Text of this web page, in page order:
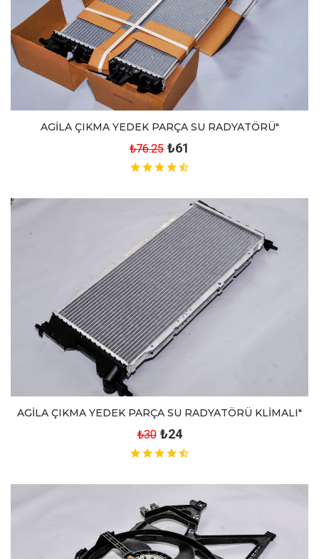
AGİLA ÇIKMA YEDEK PARÇA SU RADYATÖRÜ"
₺76.25 ₺61
AGİLA ÇIKMA YEDEK PARÇA SU RADYATÖRÜ KLİMALI"
₺30 ₺24